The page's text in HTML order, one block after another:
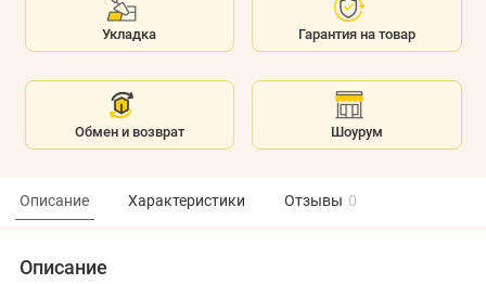
Укладка Гарантия на товар
Обмен и возврат Шоурум
Описание Характеристики Отзывы 0
Описание